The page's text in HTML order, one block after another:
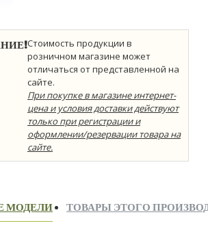
Стоимость продукции в
розничном магазине может
отличаться от представленной на
сайте.
При покупке в магазине интернет-
цена и условия доставки действуют
только при регистрации и
оформлении/резервации товара на
сайте.
МОДЕЛИ ТОВАРЫ ЭТОГО